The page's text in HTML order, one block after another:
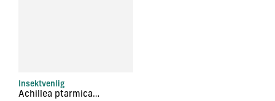
Insektvenlig
Achillea ptarmica ‘Boule de Neige’